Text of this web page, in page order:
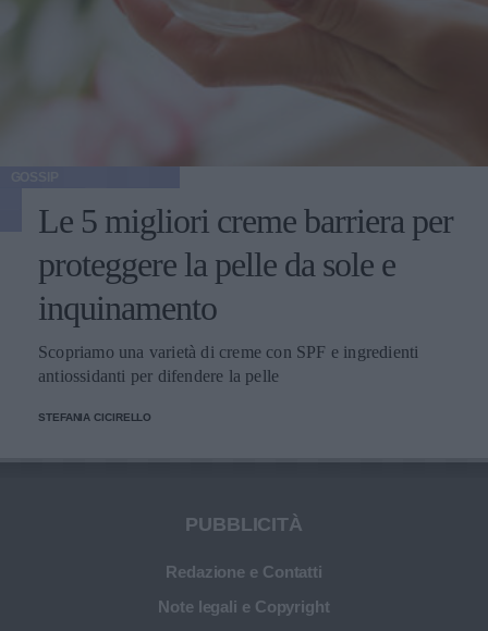
Le 5 migliori creme barriera per
proteggere la pelle da sole e
inquinamento
Scopriamo una varietà di creme con SPF e ingredienti
antiossidanti per difendere la pelle
STEFANIA CICIRELLO
PUBBLICITÀ
Redazione e Contatti
Note legali e Copyright